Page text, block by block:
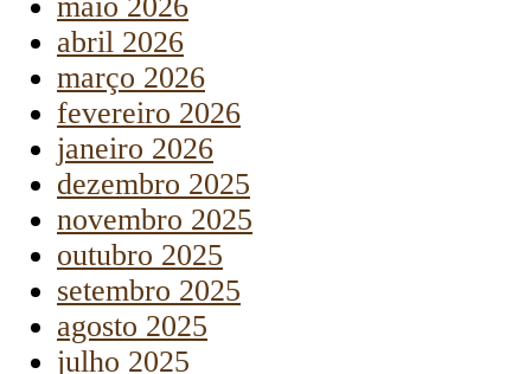
abril 2026
março 2026
fevereiro 2026
janeiro 2026
dezembro 2025
novembro 2025
outubro 2025
setembro 2025
agosto 2025
julho 2025